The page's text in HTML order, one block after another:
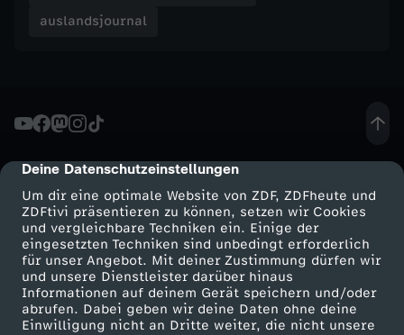
cmp-dialog-description
Deine Datenschutzeinstellungen
Um dir eine optimale Website von ZDF, ZDFheute und
ZDFtivi präsentieren zu können, setzen wir Cookies
und vergleichbare Techniken ein. Einige der
eingesetzten Techniken sind unbedingt erforderlich
für unser Angebot. Mit deiner Zustimmung dürfen wir
und unsere Dienstleister darüber hinaus
Informationen auf deinem Gerät speichern und/oder
abrufen. Dabei geben wir deine Daten ohne deine
Einwilligung nicht an Dritte weiter, die nicht unsere
a
i
n
-
D
i
e
auslandsjournal
Mehr ZDF
ZDF-Apps
Smart TV
Service
ZDFmitreden
Kontakt zum ZDF